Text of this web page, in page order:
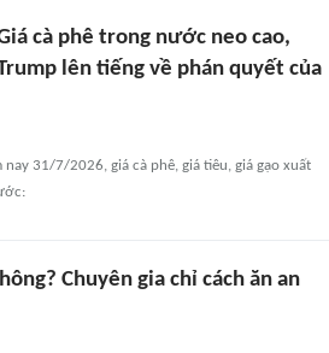
cà phê trong nước neo cao,
lên tiếng về phán quyết của
nay 31/7/2026, giá cà phê, giá tiêu, giá gạo xuất
Chuyên gia chỉ cách ăn an